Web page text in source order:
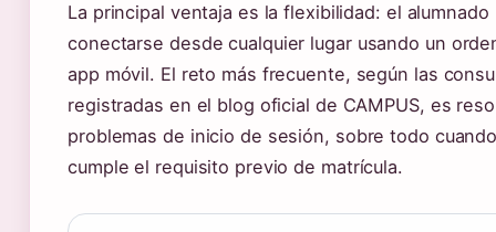
La principal ventaja es la flexibilidad: el alumnado
conectarse desde cualquier lugar usando un
app móvil. El reto más frecuente, según las
registradas en el blog oficial de CAMPUS, es
problemas de inicio de sesión, sobre todo
cumple el requisito previo de matrícula.